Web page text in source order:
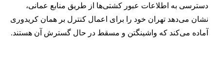
دسترسی به اطلاعات عبور کشتی‌ها از طریق منابع عمانی،
نشان می‌دهد تهران خود را برای اعمال کنترل بر همان کریدوری
آماده می‌کند که واشینگتن و مسقط در حال گسترش آن هستند.